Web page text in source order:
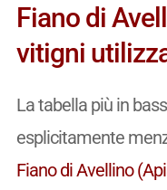
Fiano di
vitigni
La tabella più in
esplicitamente
Fiano di Avellino